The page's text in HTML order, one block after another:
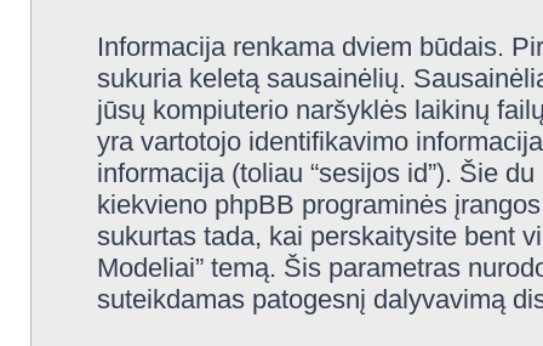
Informacija renkama dviem būdais.
sukuria keletą sausainėlių.
jūsų kompiuterio naršyklės laikinų
yra vartotojo identifikavimo
informacija (toliau “sesijos id”). Šie
kiekvieno phpBB programinės
sukurtas tada, kai perskaitysite bent
Modeliai” temą. Šis parametras
suteikdamas patogesnį dalyvavimą